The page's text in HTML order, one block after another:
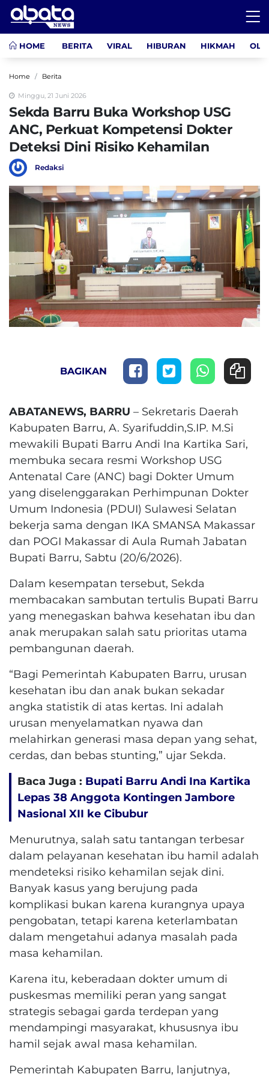
HOME BERITA VIRAL HIBURAN HIKMAH
Home Berita
Minggu, 21 Juni 2026
Sekda Barru Buka Workshop USG
ANC, Perkuat Kompetensi Dokter
Deteksi Dini Risiko Kehamilan
Redaksi
BAGIKAN
ABATANEWS, BARRU – Sekretaris Daerah
Kabupaten Barru, A. Syarifuddin,S.IP. M.Si
mewakili Bupati Barru Andi Ina Kartika Sari,
membuka secara resmi Workshop USG
Antenatal Care (ANC) bagi Dokter Umum
yang diselenggarakan Perhimpunan Dokter
Umum Indonesia (PDUI) Sulawesi Selatan
bekerja sama dengan IKA SMANSA Makassar
dan POGI Makassar di Aula Rumah Jabatan
Bupati Barru, Sabtu (20/6/2026).
Dalam kesempatan tersebut, Sekda
membacakan sambutan tertulis Bupati Barru
yang menegaskan bahwa kesehatan ibu dan
anak merupakan salah satu prioritas utama
pembangunan daerah.
“Bagi Pemerintah Kabupaten Barru, urusan
kesehatan ibu dan anak bukan sekadar
angka statistik di atas kertas. Ini adalah
urusan menyelamatkan nyawa dan
melahirkan generasi masa depan yang sehat,
cerdas, dan bebas stunting,” ujar Sekda.
Baca Juga : Bupati Barru Andi Ina Kartika
Lepas 38 Anggota Kontingen Jambore
Nasional XII ke Cibubur
Menurutnya, salah satu tantangan terbesar
dalam pelayanan kesehatan ibu hamil adalah
mendeteksi risiko kehamilan sejak dini.
Banyak kasus yang berujung pada
komplikasi bukan karena kurangnya upaya
pengobatan, tetapi karena keterlambatan
dalam mengetahui adanya masalah pada
masa kehamilan.
Karena itu, keberadaan dokter umum di
puskesmas memiliki peran yang sangat
strategis sebagai garda terdepan yang
mendampingi masyarakat, khususnya ibu
hamil sejak awal masa kehamilan.
Pemerintah Kabupaten Barru, lanjutnya,